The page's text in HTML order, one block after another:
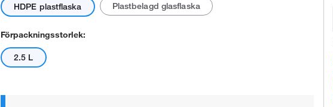
HDPE plastflaska Plastbelagd glasflaska
Förpackningsstorlek:
2.5 L